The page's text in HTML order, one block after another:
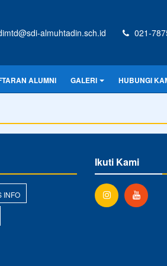
almuhtadin.sch.id 021-
ALUMNI GALERI HUBUNGI
INFO
Ikuti Kami